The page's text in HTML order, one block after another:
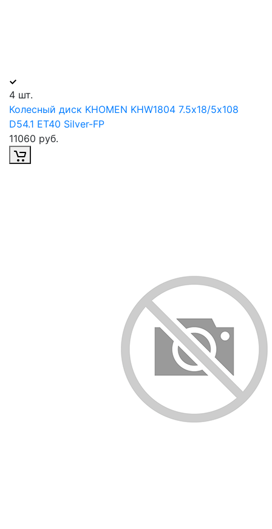
4 шт.
Колесный диск KHOMEN KHW1804 7.5х18/5х108
D54.1 ET40 Silver-FP
11060 руб.